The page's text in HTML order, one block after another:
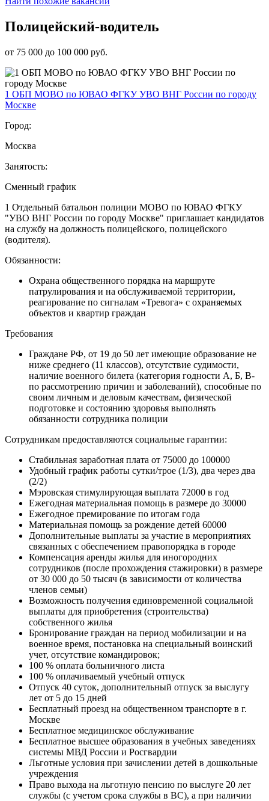
Полицейский-водитель
от 75 000 до 100 000 руб.
1 ОБП МОВО по ЮВАО ФГКУ УВО ВНГ России по городу
Москве
Город:
Москва
Занятость:
Сменный график
1 Отдельный батальон полиции МОВО по ЮВАО ФГКУ
"УВО ВНГ России по городу Москве" приглашает кандидатов
на службу на должность полицейского, полицейского
(водителя).
Обязанности:
Охрана общественного порядка на маршруте
патрулирования и на обслуживаемой территории,
реагирование по сигналам «Тревога» с охраняемых
объектов и квартир граждан
Требования
Граждане РФ, от 19 до 50 лет имеющие образование не
ниже среднего (11 классов), отсутствие судимости,
наличие военного билета (категория годности А, Б, В-
по рассмотрению причин и заболеваний), способные по
своим личным и деловым качествам, физической
подготовке и состоянию здоровья выполнять
обязанности сотрудника полиции
Сотрудникам предоставляются социальные гарантии:
Стабильная заработная плата от 75000 до 100000
Удобный график работы сутки/трое (1/3), два через два
(2/2)
Мэровская стимулирующая выплата 72000 в год
Ежегодная материальная помощь в размере до 30000
Ежегодное премирование по итогам года
Материальная помощь за рождение детей 60000
Дополнительные выплаты за участие в мероприятиях
связанных с обеспечением правопорядка в городе
Компенсация аренды жилья для иногородних
сотрудников (после прохождения стажировки) в размере
от 30 000 до 50 тысяч (в зависимости от количества
членов семьи)
Возможность получения единовременной социальной
выплаты для приобретения (строительства)
собственного жилья
Бронирование граждан на период мобилизации и на
военное время, постановка на специальный воинский
учет, отсутствие командировок;
100 % оплата больничного листа
100 % оплачиваемый учебный отпуск
Отпуск 40 суток, дополнительный отпуск за выслугу
лет от 5 до 15 дней
Бесплатный проезд на общественном транспорте в г.
Москве
Бесплатное медицинское обслуживание
Бесплатное высшее образования в учебных заведениях
системы МВД России и Росгвардии
Льготные условия при зачислении детей в дошкольные
учреждения
Право выхода на льготную пенсию по выслуге 20 лет
службы (с учетом срока службы в ВС), а при наличии